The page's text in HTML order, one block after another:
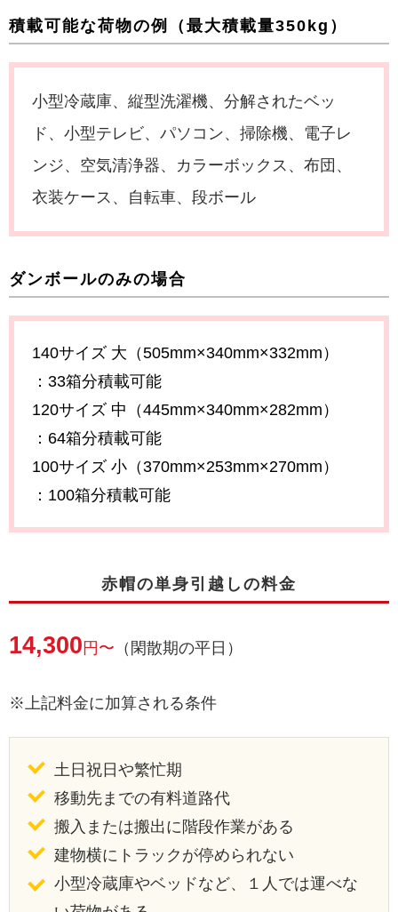
積載可能な荷物の例（最大積載量350kg）
小型冷蔵庫、縦型洗濯機、分解されたベッ
ド、小型テレビ、パソコン、掃除機、電子レ
ンジ、空気清浄器、カラーボックス、布団、
衣装ケース、自転車、段ボール
ダンボールのみの場合
140サイズ 大（505mm×340mm×332mm）
：33箱分積載可能
120サイズ 中（445mm×340mm×282mm）
：64箱分積載可能
100サイズ 小（370mm×253mm×270mm）
：100箱分積載可能
赤帽の単身引越しの料金
14,300 円〜 （閑散期の平日）
※上記料金に加算される条件
土日祝日や繁忙期
移動先までの有料道路代
搬入または搬出に階段作業がある
建物横にトラックが停められない
小型冷蔵庫やベッドなど、１人では運べな